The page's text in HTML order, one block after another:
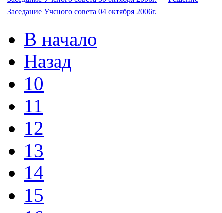
Заседание Ученого совета 04 октября 2006г.
В начало
Назад
10
11
12
13
14
15